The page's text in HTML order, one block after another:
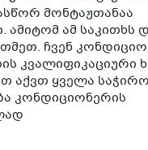
მონტაჟთანაა
ამიტომ ამ საკითხს
ჩვენ
კვალიფიკაციური
აქვთ ყველა
კონდიციონერის